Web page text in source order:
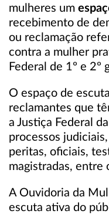
mulheres um
recebimento de
ou reclamação
contra a mulher
Federal de 1º e 2º
O espaço de
reclamantes que
a Justiça Federal
processos
peritas, oficiais,
magistradas, entre
A Ouvidoria da
escuta ativa do